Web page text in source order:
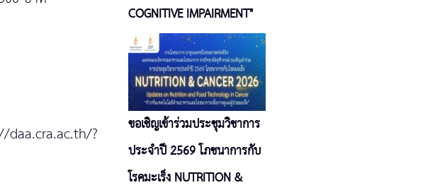
daa.cra.ac.th/?
COGNITIVE IMPAIRMENT"
ขอเชิญเข้าร่วมประชุมวิชาการ
ประจำปี 2569 โภชนาการกับ
โรคมะเร็ง NUTRITION &